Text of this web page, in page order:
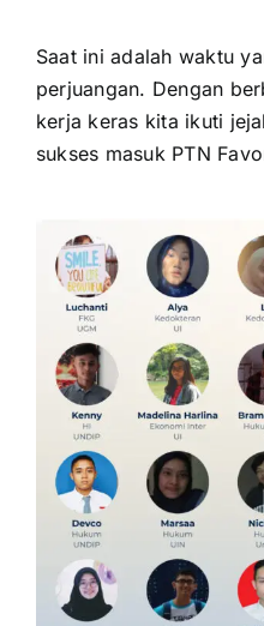
Saat ini adalah waktu
perjuangan. Dengan
kerja keras kita ikuti
sukses masuk PTN